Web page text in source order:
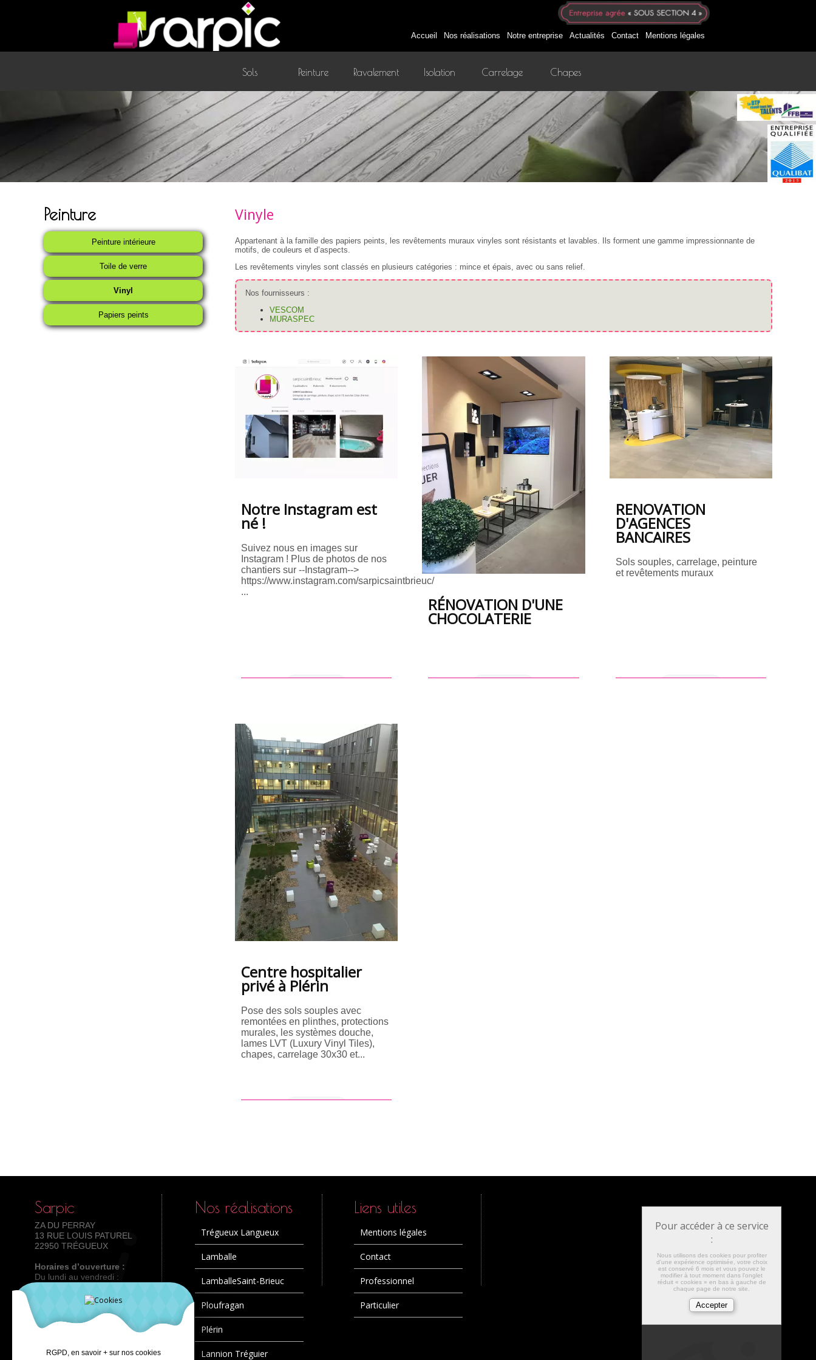
Sols Peinture
intérieure
Ravalement Isolation Carrelage Chapes
Accueil Nos réalisations Notre entreprise Actualités Contact Mentions légales
Peinture
Peinture intérieure
Toile de verre
Vinyl
Papiers peints
Vinyle
Appartenant à la famille des papiers peints, les revêtements muraux vinyles sont résistants et lavables. Ils forment une gamme impressionnante de
motifs, de couleurs et d’aspects.
Les revêtements vinyles sont classés en plusieurs catégories : mince et épais, avec ou sans relief.
Nos fournisseurs :
VESCOM
MURASPEC
Notre Instagram est
né !
Suivez nous en images sur
Instagram ! Plus de photos de nos
chantiers sur --Instagram-->
https://www.instagram.com/sarpicsaintbrieuc/
...
RÉNOVATION D'UNE
CHOCOLATERIE
RENOVATION
D'AGENCES
BANCAIRES
Sols souples, carrelage, peinture
et revêtements muraux
Centre hospitalier
privé à Plérin
Pose des sols souples avec
remontées en plinthes, protections
murales, les systèmes douche,
lames LVT (Luxury Vinyl Tiles),
chapes, carrelage 30x30 et...
Sarpic
ZA DU PERRAY
13 RUE LOUIS PATUREL
22950 TRÉGUEUX
Horaires d’ouverture :
Du lundi au vendredi :
Tel : 02 96 72 60 61
Nos réalisations
Trégueux Langueux
Lamballe
LamballeSaint-Brieuc
Ploufragan
Plérin
Lannion Tréguier
Liens utiles
Mentions légales
Contact
Professionnel
Particulier
Pour accéder à ce service
:
Nous utilisons des cookies pour profiter
d'une expérience optimisée, votre choix
est conservé 6 mois et vous pouvez le
modifier à tout moment dans l'onglet
réduit « cookies » en bas à gauche de
chaque page de notre site.
RGPD, en savoir + sur nos cookies